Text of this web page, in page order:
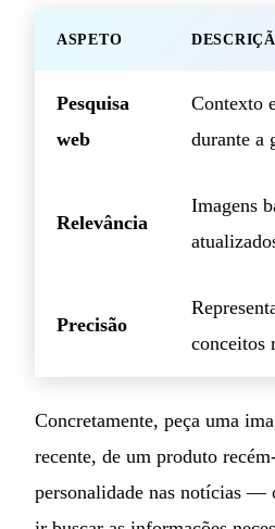
ASPETO
Pesquisa
web
Contexto
durante a
Relevância
Imagens
Precisão
conceitos
Concretamente, peça uma
recente, de um produto
personalidade nas notícias